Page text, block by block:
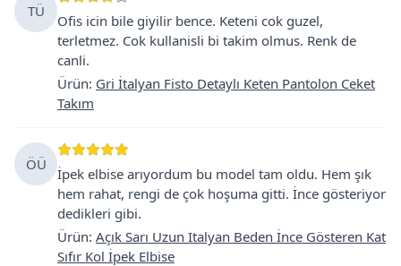
TÜ
Ofis icin bile giyilir bence. Keteni cok guzel,
terletmez. Cok kullanisli bi takim olmus. Renk de
canli.
Ürün: Gri İtalyan Fisto Detaylı Keten Pantolon Ceket
Takım
ÖÜ
İpek elbise arıyordum bu model tam oldu. Hem şık
hem rahat, rengi de çok hoşuma gitti. İnce gösteriyor
dedikleri gibi.
Ürün: Açık Sarı Uzun Italyan Beden İnce Gösteren Kat
Sıfır Kol İpek Elbise